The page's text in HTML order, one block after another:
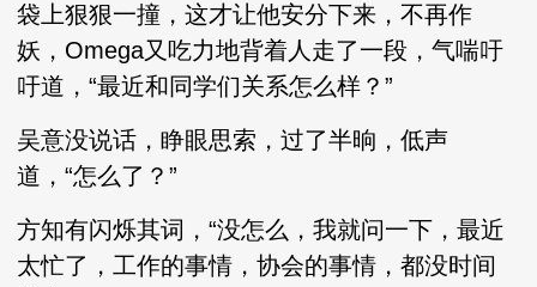
袋上狠狠一撞，这才让他安分下来，不再作
妖，Omega又吃力地背着人走了一段，气喘吁
吁道，“最近和同学们关系怎么样？”
吴意没说话，睁眼思索，过了半晌，低声
道，“怎么了？”
方知有闪烁其词，“没怎么，我就问一下，最近
太忙了，工作的事情，协会的事情，都没时间